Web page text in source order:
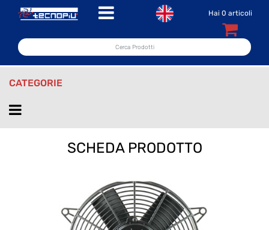
Open menu Hai 0 articoli
CATEGORIE
Open menu
SCHEDA PRODOTTO